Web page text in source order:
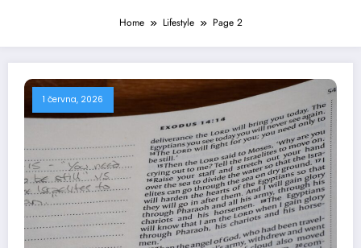
Home Lifestyle Page 2
1 června, 2026